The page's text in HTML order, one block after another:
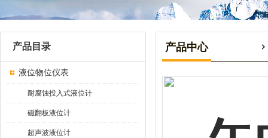
产品目录
液位物位仪表
耐腐蚀投入式液位计
磁翻板液位计
超声波液位计
产品中心